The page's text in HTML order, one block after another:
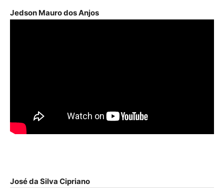
Jedson Mauro dos Anjos
José da Silva Cipriano